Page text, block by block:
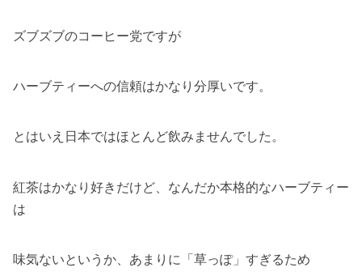
ズブズブのコーヒー党ですが
ハーブティーへの信頼はかなり分厚いです。
とはいえ日本ではほとんど飲みませんでした。
紅茶はかなり好きだけど、なんだか本格的なハーブティー
は
味気ないというか、あまりに「草っぽ」すぎるため